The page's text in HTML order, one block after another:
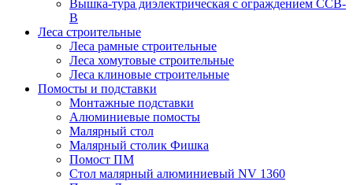
Вышка-тура диэлектрическая с ограждением ССВ-
В
Леса строительные
Леса рамные строительные
Леса хомутовые строительные
Леса клиновые строительные
Помосты и подставки
Монтажные подставки
Алюминиевые помосты
Малярный стол
Малярный столик Фишка
Помост ПМ
Стол малярный алюминиевый NV 1360